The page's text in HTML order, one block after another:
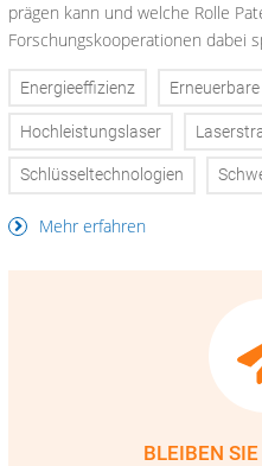
prägen kann und welche Rolle
Forschungskooperationen dabei
Energieeffizienz
Hochleistungslaser
Schlüsseltechnologien
Mehr erfahren
BLEIBEN